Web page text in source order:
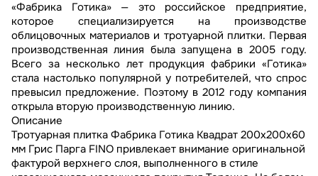
«Фабрика Готика» — это российское предприятие,
которое специализируется на производстве
облицовочных материалов и тротуарной плитки. Первая
производственная линия была запущена в 2005 году.
Всего за несколько лет продукция фабрики «Готика»
стала настолько популярной у потребителей, что спрос
превысил предложение. Поэтому в 2012 году компания
открыла вторую производственную линию.
Описание
Тротуарная плитка Фабрика Готика Квадрат 200х200х60
мм Грис Парга FINO привлекает внимание оригинальной
фактурой верхнего слоя, выполненного в стиле